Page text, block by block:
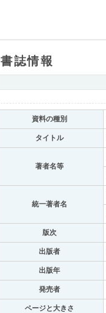
書誌情報
資料の種別
タイトル｡
著者名等｡
統一著者名
版次｡
出版者｡
出版年｡
発売者｡
ページと大きさ